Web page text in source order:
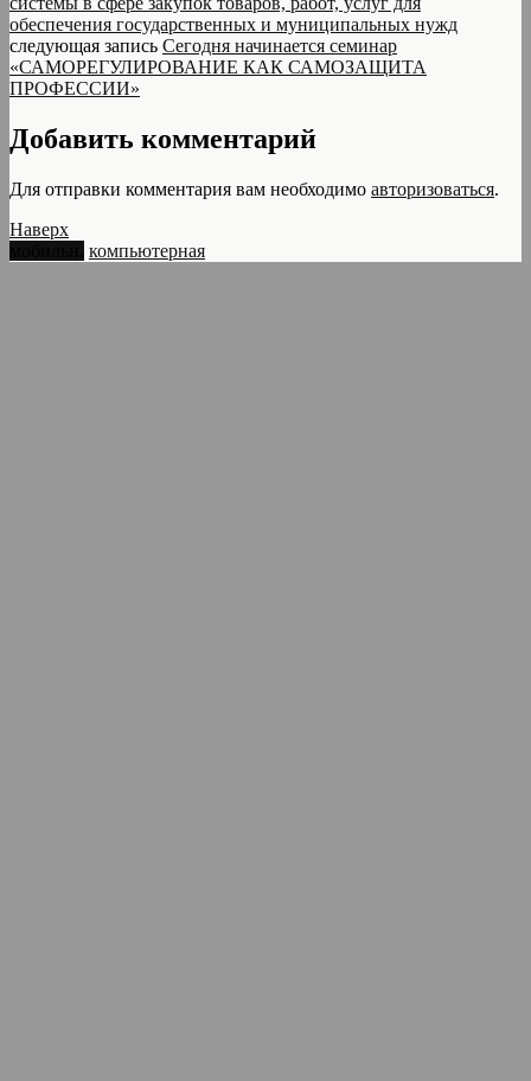
обеспечения государственных и муниципальных нужд
следующая запись Сегодня начинается семинар
«САМОРЕГУЛИРОВАНИЕ КАК САМОЗАЩИТА
ПРОФЕССИИ»
Добавить комментарий
Для отправки комментария вам необходимо авторизоваться.
Наверх
компьютерная